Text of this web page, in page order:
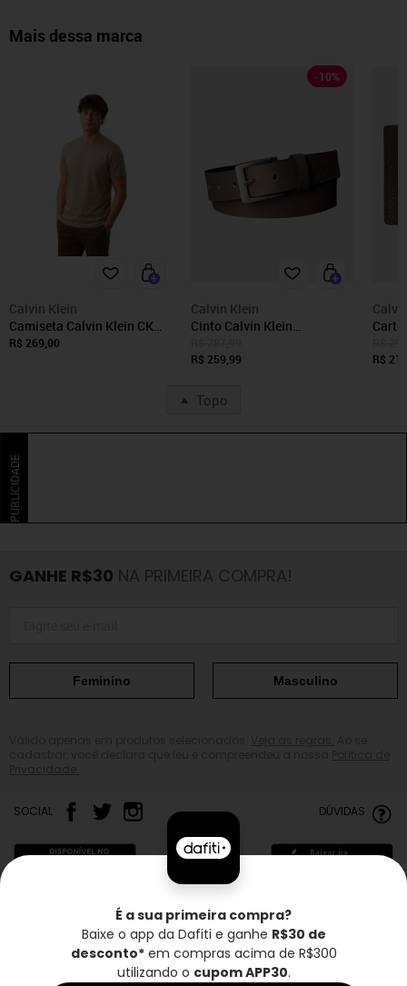
Mais dessa marca
Calvin Klein
Camiseta Calvin Klein CK
Bordado Caqui Masculino
R$ 269,00
-10%
Calvin Klein
Cinto Calvin Klein
Marrom
R$ 259,99
R$
Topo
PUBLICIDADE
GANHE R$30 NA PRIMEIRA COMPRA!
Feminino Masculino
SOCIAL DÚVIDAS
Frete grátis* Troca grátis Entrega rápida
É a sua primeira compra?
Baixe o app da Dafiti e ganhe R$30 de
desconto*em compras acima de R$300
utilizando o cupom APP30.